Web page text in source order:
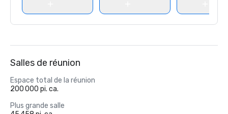
Salles de réunion
Espace total de la réunion
200 000 pi. ca.
Plus grande salle